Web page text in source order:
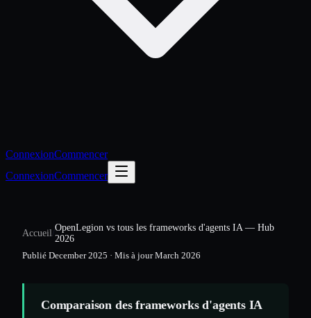
ConnexionCommencer
ConnexionCommencer
Accueil/
OpenLegion vs tous les frameworks d'agents IA — Hub
2026
Publié December 2025 · Mis à jourMarch 2026
Comparaison des frameworks d'agents IA